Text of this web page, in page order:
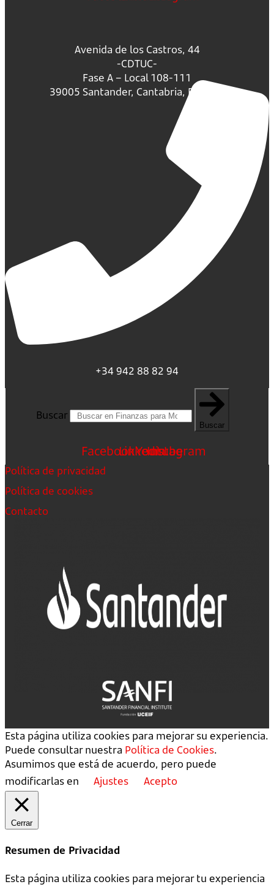
Avenida de los Castros, 44
-CDTUC-
Fase A – Local 108-111
39005 Santander, Cantabria, España.
+34 942 88 82 94
Buscar
Buscar
FacebookLinkedin
Youtube
Instagram
Política de privacidad
Política de cookies
Contacto
Esta página utiliza cookies para mejorar su experiencia.
Puede consultar nuestra Política de Cookies.
Asumimos que está de acuerdo, pero puede
modificarlas en
Ajustes Acepto
Cerrar
Resumen de Privacidad
Esta página utiliza cookies para mejorar tu experiencia